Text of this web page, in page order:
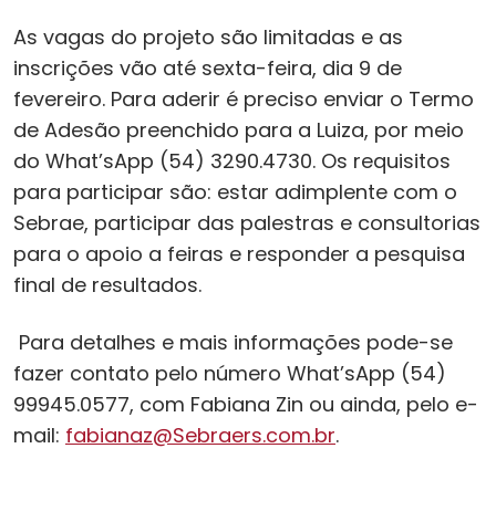
As vagas do projeto são limitadas e as
inscrições vão até sexta-feira, dia 9 de
fevereiro. Para aderir é preciso enviar o Termo
de Adesão preenchido para a Luiza, por meio
do What’sApp (54) 3290.4730. Os requisitos
para participar são: estar adimplente com o
Sebrae, participar das palestras e consultorias
para o apoio a feiras e responder a pesquisa
final de resultados.
Para detalhes e mais informações pode-se
fazer contato pelo número What’sApp (54)
99945.0577, com Fabiana Zin ou ainda, pelo e-
mail: fabianaz@Sebraers.com.br.